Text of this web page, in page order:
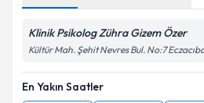
Klinik Psikolog Zühra Gizem Özer
Kültür Mah. Şehit Nevres Bul. No:7
En Yakın Saatler